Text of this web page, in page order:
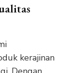
kerajinan